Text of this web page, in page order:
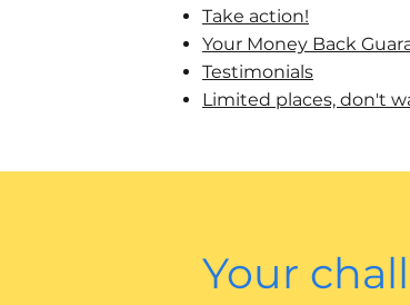
Take action!
Your Money Back
Testimonials
Limited places, don't
Your